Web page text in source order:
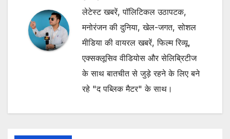
लेटेस्ट खबरें, पॉलिटिकल उठापटक,
मनोरंजन की दुनिया, खेल-जगत, सोशल
मीडिया की वायरल खबरें, फिल्म रिव्यू,
एक्सक्लूसिव वीडियोस और सेलिब्रिटीज
के साथ बातचीत से जुड़े रहने के लिए बने
रहे "द पब्लिक मैटर" के साथ।